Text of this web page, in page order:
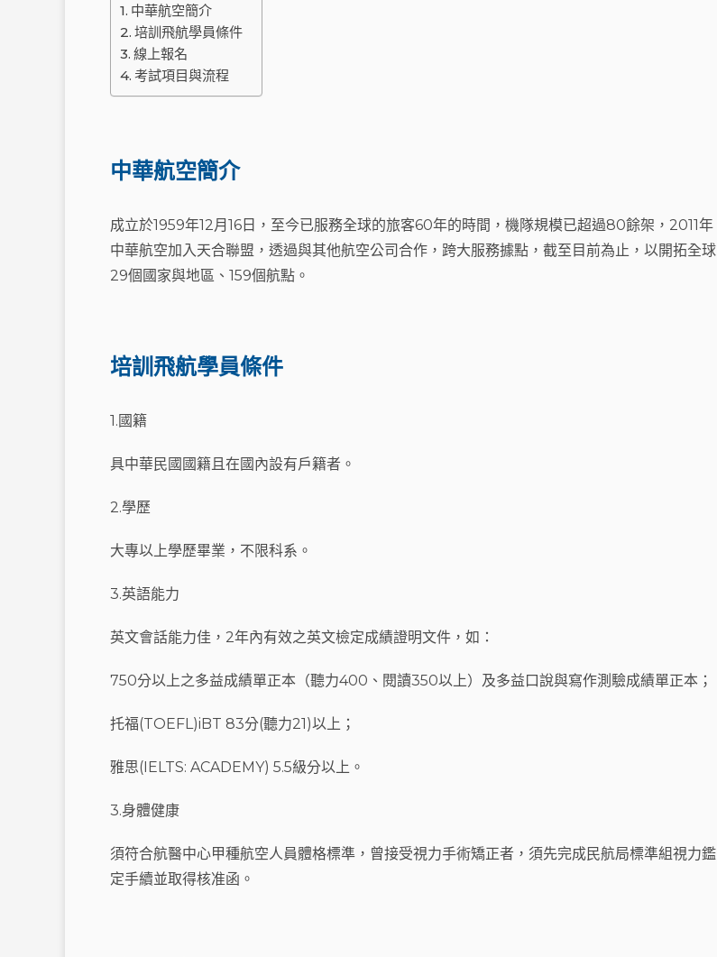
中華航空簡介
培訓飛航學員條件
線上報名
考試項目與流程
中華航空簡介
成立於1959年12月16日，至今已服務全球的旅客60年的時間， 機隊規模已超過80餘架 ，2011年
中華航空加入天合聯盟 ，透過與其他航空公司合作，跨大服務據點 ，截至目前為止，以開拓全球
29個國家與地區、159個航點。
培訓飛航學員條件
1.國籍
具中華民國國籍且在國內設有戶籍者。
2.學歷
大專以上學歷畢業，不限科系。
3.英語能力
英文會話能力佳，2年內有效之英文檢定成績證明文件，如：
750分以上之多益成績單正本（聽力400、閱讀350以上）及多益口說與寫作測驗成績單正本；
托福(TOEFL)iBT 83分(聽力21)以上；
雅思(IELTS: ACADEMY) 5.5級分以上。
3.身體健康
須符合航醫中心甲種航空人員體格標準，曾接受視力手術矯正者，須先完成民航局標準組視力鑑
定手續並取得核准函。